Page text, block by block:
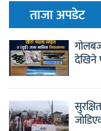
ताजा अपडेट
देखिने